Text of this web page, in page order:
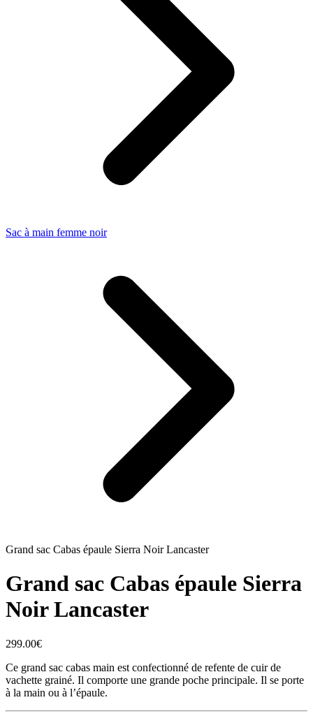
Sac à main femme noir
Grand sac Cabas épaule Sierra Noir Lancaster
Grand sac Cabas épaule Sierra
Noir Lancaster
299.00€
Ce grand sac cabas main est confectionné de refente de cuir de
vachette grainé. Il comporte une grande poche principale. Il se porte
à la main ou à l’épaule.